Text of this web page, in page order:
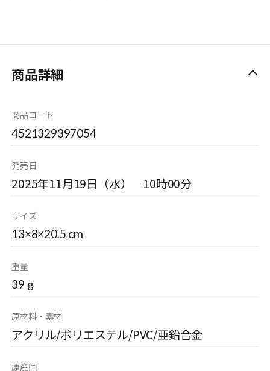
商品詳細
商品コード
4521329397054
発売日
2025年11月19日（水） 10時00分
サイズ
13×8×20.5 cm
重量
39 g
原材料・素材
アクリル/ポリエステル/PVC/亜鉛合金
原産国